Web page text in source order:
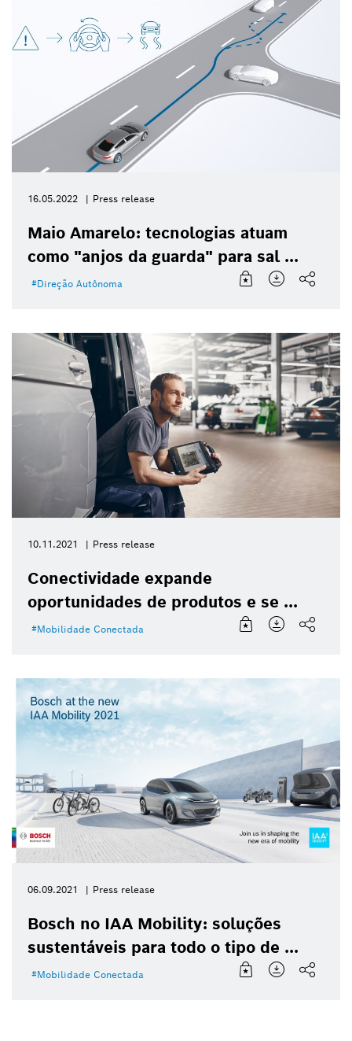
16.05.2022 Press release
Maio Amarelo: tecnologias atuam
como "anjos da guarda" para sal ...
Direção Autônoma
10.11.2021 Press release
Conectividade expande
oportunidades de produtos e se ...
Mobilidade Conectada
06.09.2021 Press release
Bosch no IAA Mobility: soluções
sustentáveis para todo o tipo de ...
Mobilidade Conectada